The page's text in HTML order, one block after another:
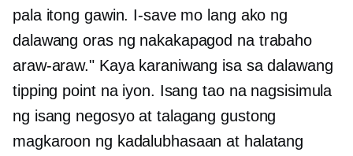
pala itong gawin. I-save mo lang ako ng
dalawang oras ng nakakapagod na trabaho
araw-araw." Kaya karaniwang isa sa dalawang
tipping point na iyon. Isang tao na nagsisimula
ng isang negosyo at talagang gustong
magkaroon ng kadalubhasaan at halatang